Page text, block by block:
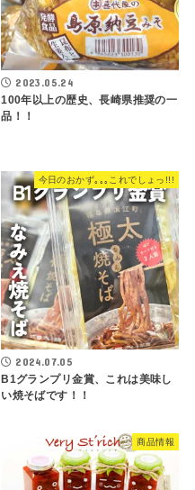
2023.05.24
100年以上の歴史、長崎県推奨の一
品！！
今日のおかず｡｡｡これでしょっ!!!
2024.07.05
B1グランプリ金賞、これは美味し
い焼そばです！！
商品情報